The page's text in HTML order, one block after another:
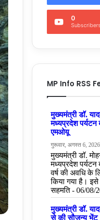
0
Subscribers
MP Info RSS